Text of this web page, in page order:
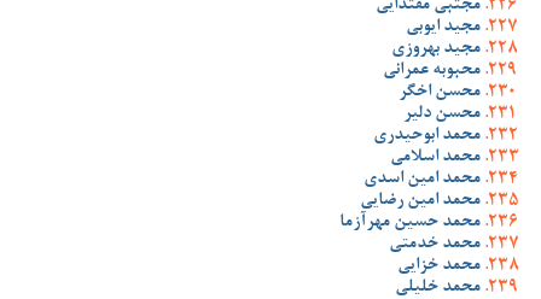
مجتبی مقتدایی
مجید ایوبی
مجید بهروزی
محبوبه عمرانی
محسن اخگر
محسن دلیر
محمد ابوحیدری
محمد اسلامی
محمد امین اسدی
محمد امین رضایی
محمد حسین مهرآزما
محمد خدمتی
محمد خزایی
محمد خلیلی